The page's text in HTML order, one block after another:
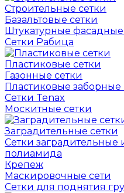
Строительные сетки
Базальтовые сетки
Штукатурные фасадные
Сетки Рабица
Пластиковые сетки
Газонные сетки
Пластиковые заборные
Сетки Tenax
Москитные сетки
Заградительные сетки
Сетки
полиамида
Крепеж
Маскировочные сети
Сетки для поднятия